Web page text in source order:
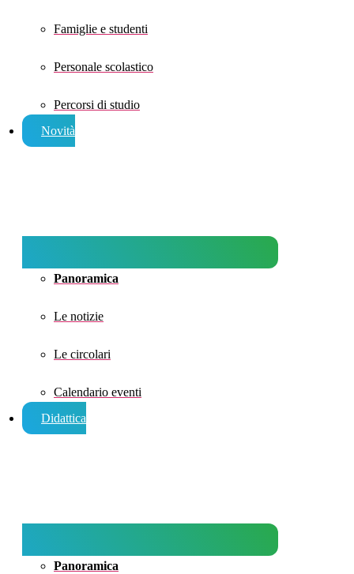
Famiglie e studenti
Personale scolastico
Percorsi di studio
Novità
Panoramica
Le notizie
Le circolari
Calendario eventi
Didattica
Panoramica